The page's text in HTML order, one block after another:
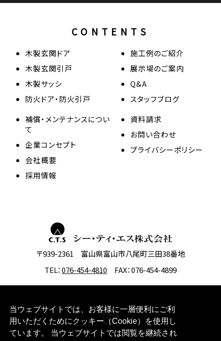
当ウェブサイトでは、お客様に一層便利にご利
用いただくためにクッキー（Cookie）を使用し
ています。 当ウェブサイトでは閲覧を継続され
CONTENTS
木製玄関ドア
木製玄関引戸
木製サッシ
防火ドア・防火引戸
施工例のご紹介
展示場のご案内
Q&A
スタッフブログ
補償・メンテナンスについ
て
企業コンセプト
会社概要
採用情報
資料請求
お問い合わせ
プライバシーポリシー
〒939-2361 富山県富山市八尾町三田38番地
TEL：076-454-4810 FAX：076-454-4899